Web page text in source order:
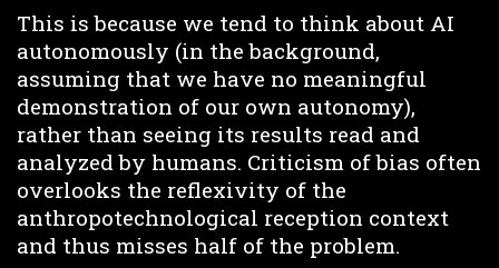
This is because we tend to think about AI
autonomously (in the background,
assuming that we have no meaningful
demonstration of our own autonomy),
rather than seeing its results read and
analyzed by humans. Criticism of bias often
overlooks the reflexivity of the
anthropotechnological reception context
and thus misses half of the problem.